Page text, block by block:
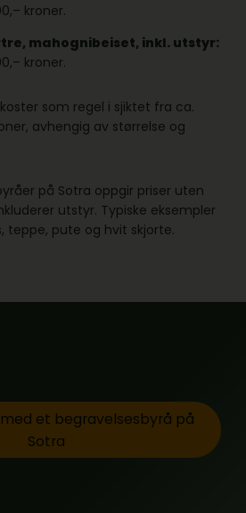
kroner.
mahognibeiset, inkl. utstyr:
kroner.
som regel i sjiktet fra ca.
avhengig av størrelse og
på Sotra oppgir priser uten
utstyr. Typiske eksempler
teppe, pute og hvit skjorte.
et begravelsesbyrå på
Sotra